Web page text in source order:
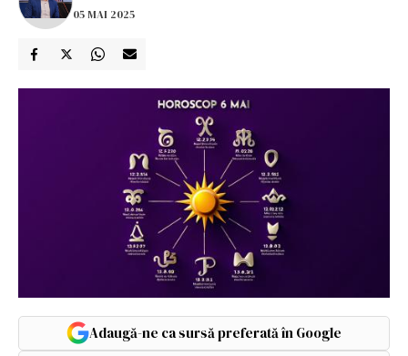
05 MAI 2025
Adaugă-ne ca sursă preferată în Google